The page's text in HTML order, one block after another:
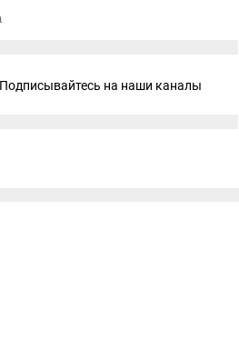
Подписывайтесь на наши каналы